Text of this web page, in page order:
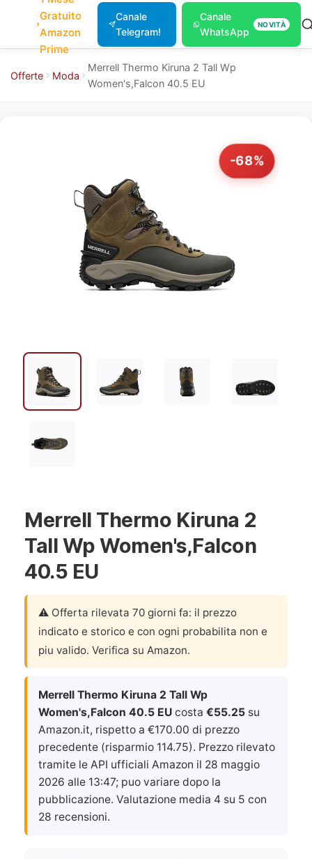
Gratuito
Amazon
Prime
Canale
Telegram!
Canale
WhatsApp
NOVITÀ
Offerte Moda
Merrell Thermo Kiruna 2 Tall Wp
Women's,Falcon 40.5 EU
-68%
Merrell Thermo Kiruna 2
Tall Wp Women's,Falcon
40.5 EU
⚠️ Offerta rilevata 70 giorni fa: il prezzo
indicato e storico e con ogni probabilita non e
piu valido. Verifica su Amazon.
Merrell Thermo Kiruna 2 Tall Wp
Women's,Falcon 40.5 EU costa €55.25 su
Amazon.it, rispetto a €170.00 di prezzo
precedente (risparmio 114.75). Prezzo rilevato
tramite le API ufficiali Amazon il 28 maggio
2026 alle 13:47; puo variare dopo la
pubblicazione. Valutazione media 4 su 5 con
28 recensioni.